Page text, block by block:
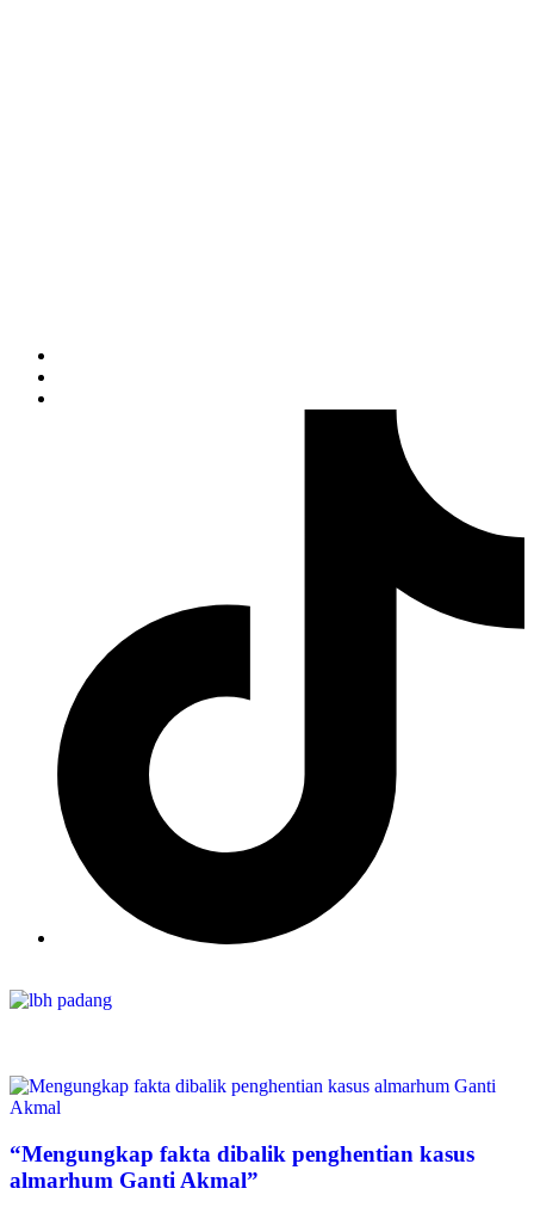
“Mengungkap fakta dibalik penghentian kasus
almarhum Ganti Akmal”